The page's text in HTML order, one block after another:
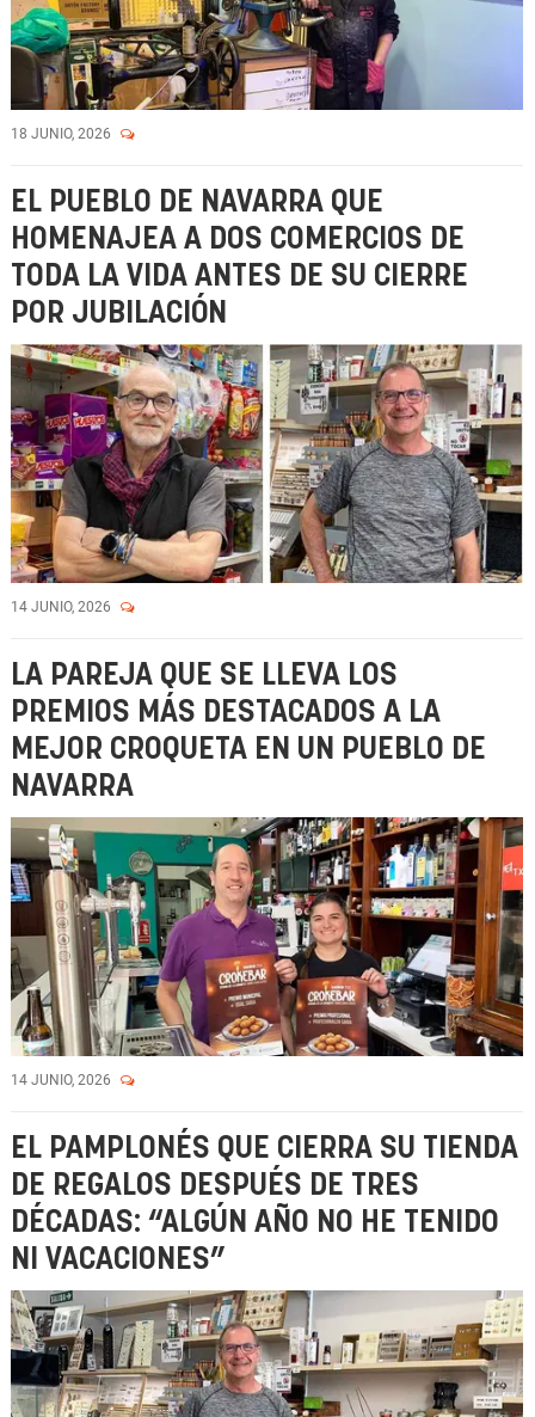
18 JUNIO, 2026
EL PUEBLO DE NAVARRA QUE
HOMENAJEA A DOS COMERCIOS DE
TODA LA VIDA ANTES DE SU CIERRE
POR JUBILACIÓN
14 JUNIO, 2026
LA PAREJA QUE SE LLEVA LOS
PREMIOS MÁS DESTACADOS A LA
MEJOR CROQUETA EN UN PUEBLO DE
NAVARRA
14 JUNIO, 2026
EL PAMPLONÉS QUE CIERRA SU TIENDA
DE REGALOS DESPUÉS DE TRES
DÉCADAS: “ALGÚN AÑO NO HE TENIDO
NI VACACIONES”